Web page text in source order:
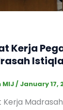
Kerja
MIJ/ January 17,
Kerja